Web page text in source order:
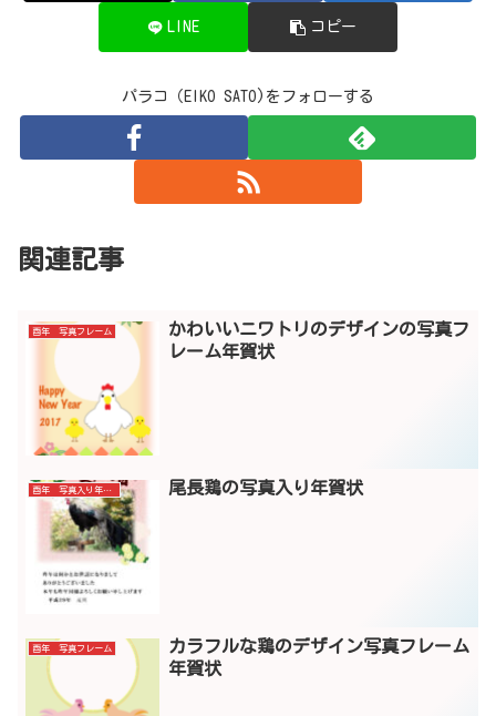
LINE コピー
パラコ（EIKO SATO)をフォローする
関連記事
酉年 写真フレーム
かわいいニワトリのデザインの写真フ
レーム年賀状
酉年 写真入り年賀状 尾長鶏の写真入り年賀状
酉年 写真フレーム
カラフルな鶏のデザイン写真フレーム
年賀状